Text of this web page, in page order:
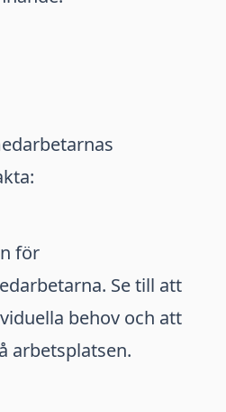
för
Se till att
behov och att
arbetsplatsen.